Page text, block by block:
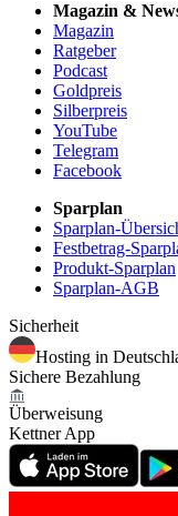
Magazin &
Magazin
Ratgeber
Podcast
Goldpreis
Silberpreis
YouTube
Telegram
Facebook
Sparplan
Sparplan-
Festbetrag-
Produkt-Sparplan
Sparplan-AGB
Sicherheit
Hosting in
Sichere Bezahlung
Überweisung
Kettner App